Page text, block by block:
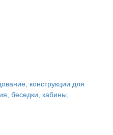
конструкции для
беседки, кабины,